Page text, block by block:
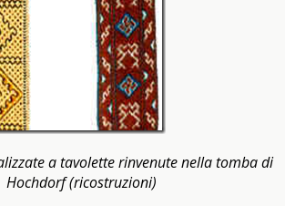
a tavolette rinvenute nella tomba di
Hochdorf (ricostruzioni)